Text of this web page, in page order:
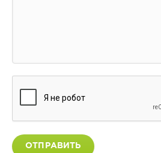
ОТПРАВИТЬ